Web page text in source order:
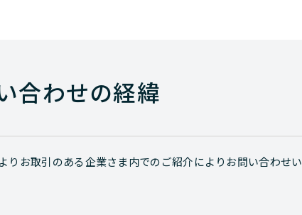
合わせの経緯
お取引のある企業さま内でのご紹介によりお問い合わせい